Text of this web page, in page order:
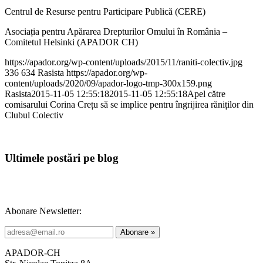
Centrul de Resurse pentru Participare Publică (CERE)
Asociația pentru Apărarea Drepturilor Omului în România –
Comitetul Helsinki (APADOR CH)
https://apador.org/wp-content/uploads/2015/11/raniti-colectiv.jpg
336 634 Rasista https://apador.org/wp-
content/uploads/2020/09/apador-logo-tmp-300x159.png
Rasista2015-11-05 12:55:182015-11-05 12:55:18Apel către
comisarului Corina Crețu să se implice pentru îngrijirea răniților din
Clubul Colectiv
Ultimele postări pe blog
Abonare Newsletter:
APADOR-CH